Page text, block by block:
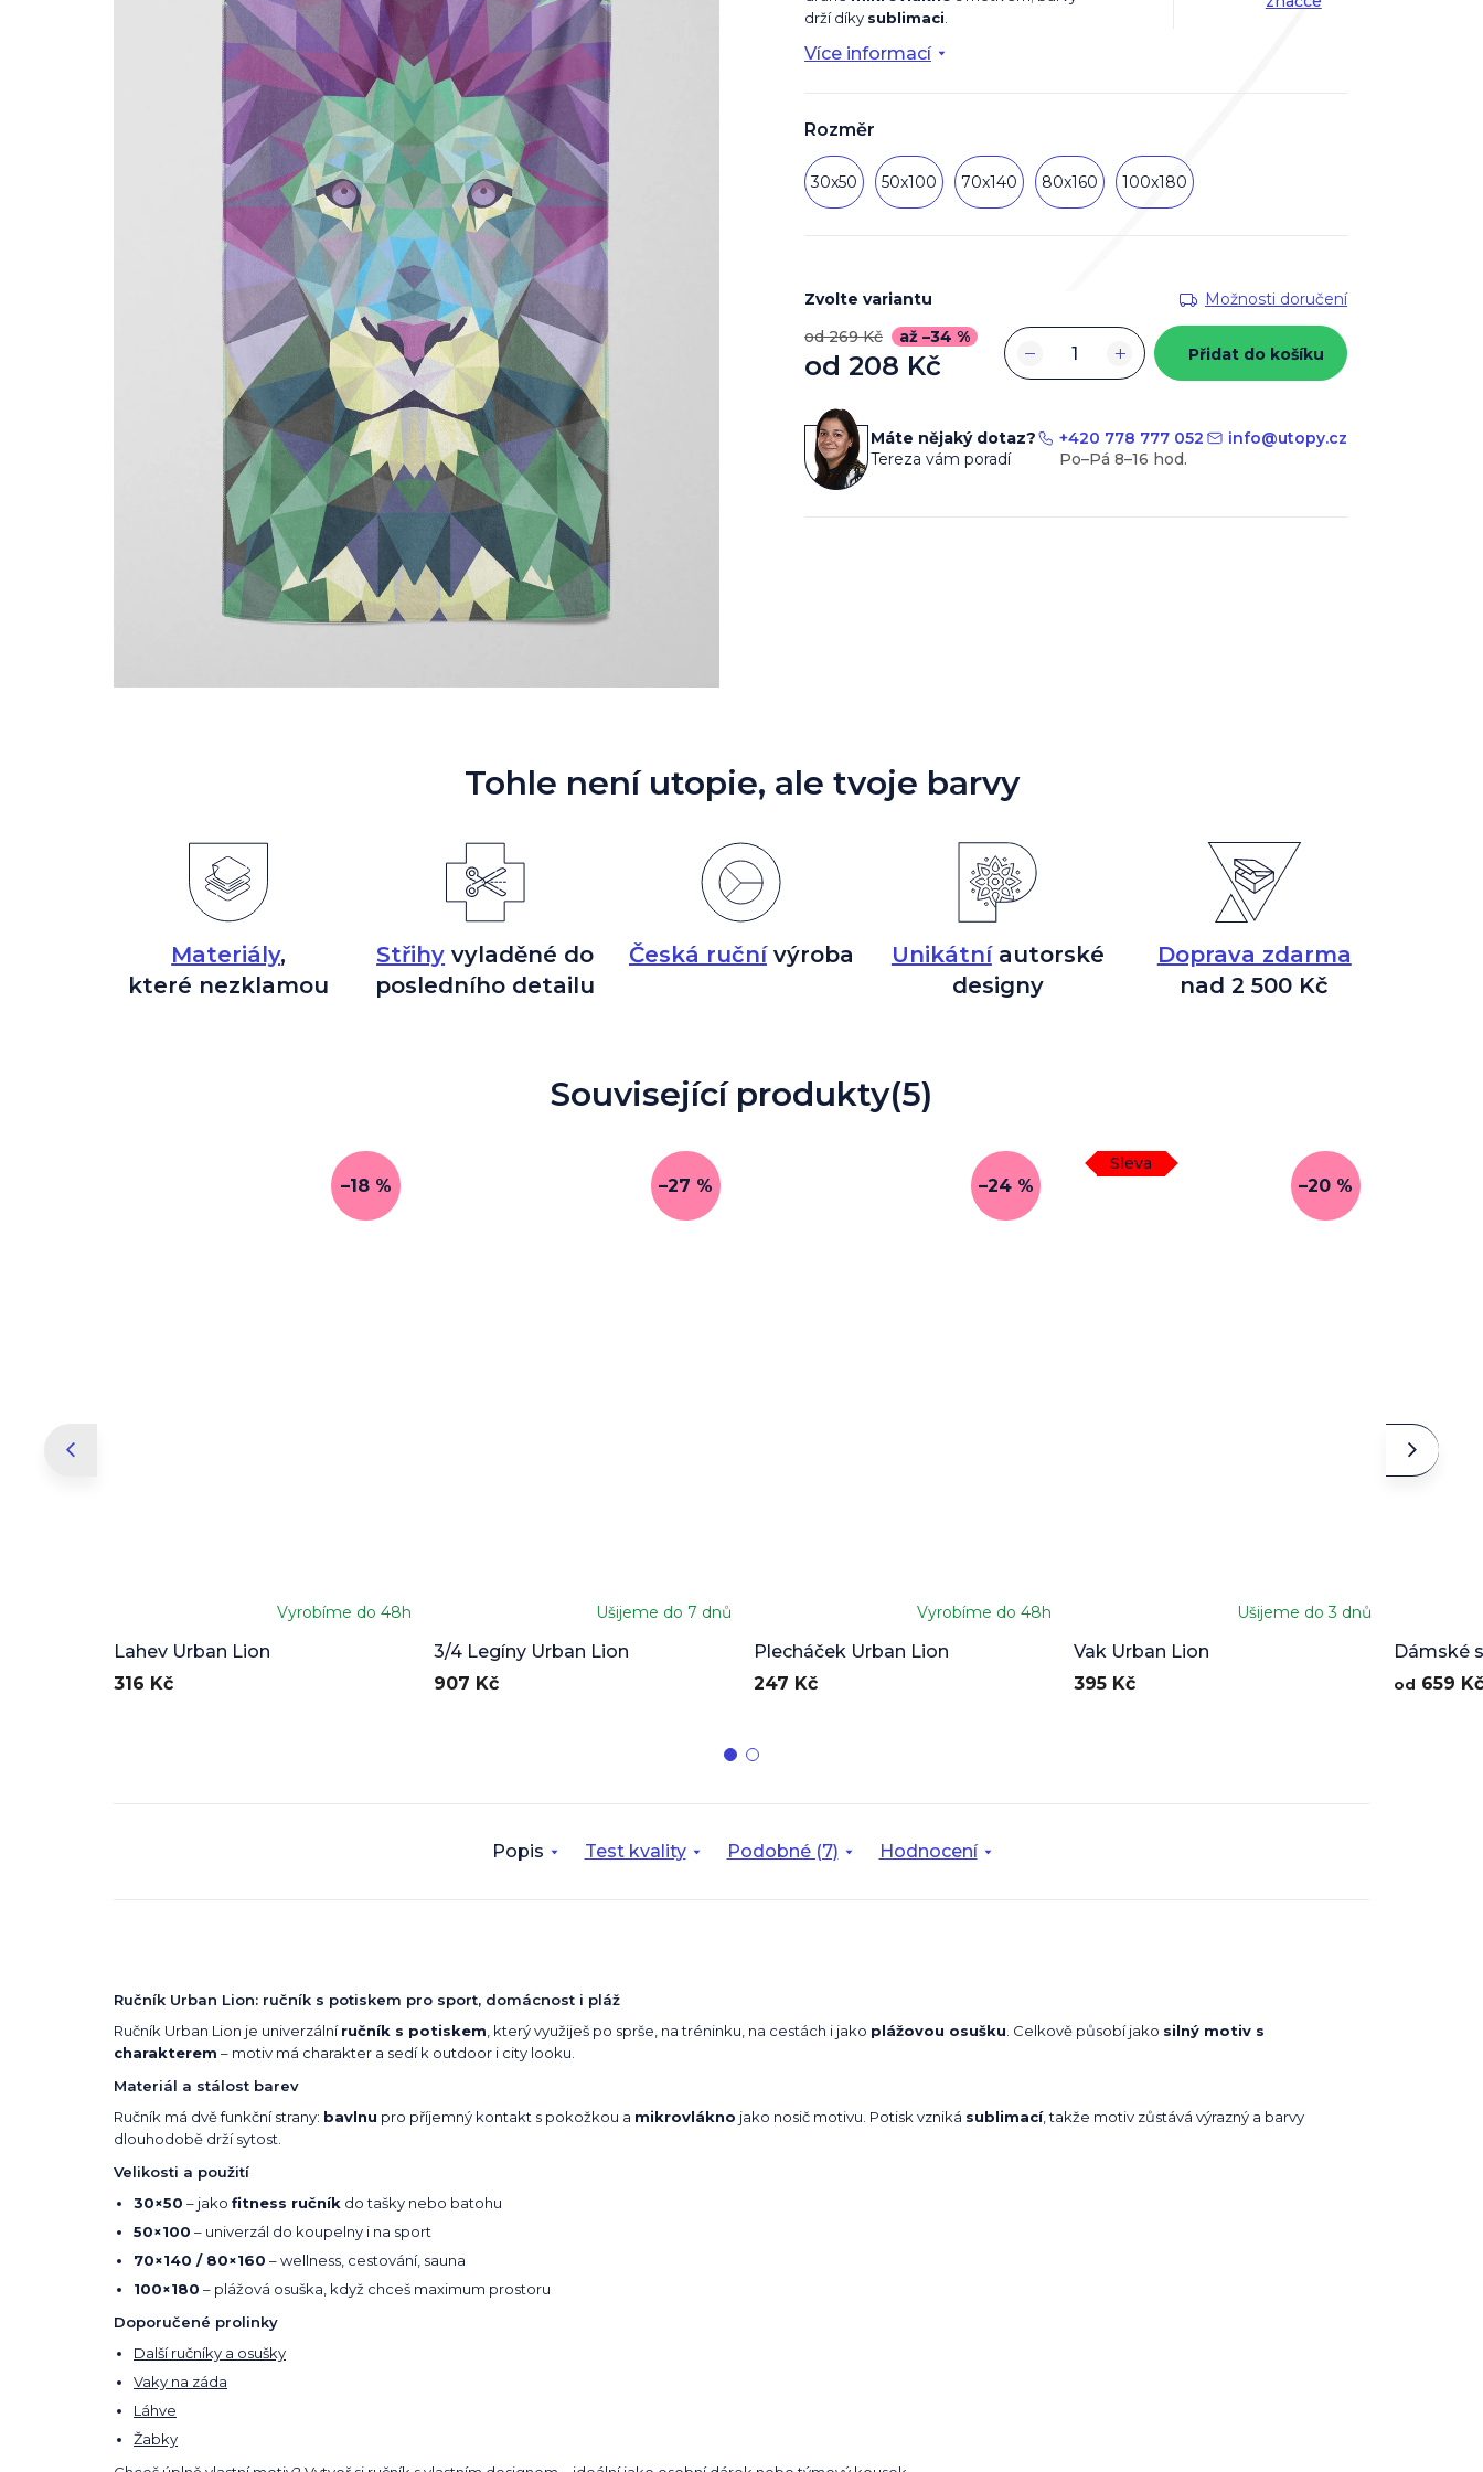
Rozměr
30x50 50x100 70x140 80x160 100x180
Více informací
drží díky sublimaci
Zvolte variantu
Možnosti doručení
od 269 Kč
až –34 %
od 208 Kč
cena:
+
− Přidat do košíku
Máte nějaký dotaz?
Tereza vám poradí
+420 778 777 052 info@utopy.cz
Tohle není utopie, ale tvoje barvy
Materiály,
které nezklamou
Střihy vyladěné do
posledního detailu
Česká ručnívýroba Unikátníautorské
designy
Doprava zdarma
nad 2 500 Kč
Související produkty(5)
–18 %
Lahev Urban Lion
Vyrobíme do 48h
316 Kč
–27 %
3/4 Legíny Urban Lion
Ušijeme do 7 dnů
907 Kč
–24 %
Plecháček Urban Lion
Vyrobíme do 48h
247 Kč
Sleva
–20 %
Vak Urban Lion
Ušijeme do 3 dnů
395 Kč
Dámské
Lion
od 659 Kč
Popis Test kvality Podobné (7) Hodnocení
Ručník Urban Lion: ručník s potiskem pro sport, domácnost i pláž
Ručník Urban Lion je univerzálníručník s potiskem , který využiješ po sprše, na tréninku, na cestách i jako plážovou osušku . Celkově působí jako silný motiv s
charakterem – motiv má charakter a sedí k outdoor i city looku.
Materiál a stálost barev
Ručník má dvě funkční strany: bavlnu pro příjemný kontakt s pokožkou a mikrovlákno jako nosič motivu. Potisk vzniká sublimací, takže motiv zůstává výrazný a barvy
dlouhodobě drží sytost.
Velikosti a použití
30×50 – jako fitness ručník do tašky nebo batohu
50×100 – univerzál do koupelny i na sport
70×140 / 80×160 – wellness, cestování, sauna
100×180 – plážová osuška, když chceš maximum prostoru
Doporučené prolinky
Další ručníky a osušky
Vaky na záda
Láhve
Žabky